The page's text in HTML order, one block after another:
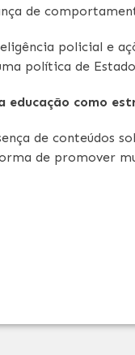
de
policial e
política de
como
de conteúdos
de promover